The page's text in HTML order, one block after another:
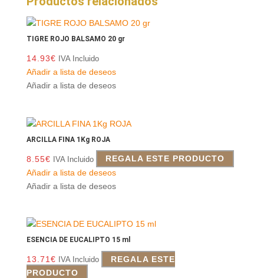
TIGRE ROJO BALSAMO 20 gr
14.93€ IVA Incluido
Añadir a lista de deseos
Añadir a lista de deseos
ARCILLA FINA 1Kg ROJA
8.55€ IVA Incluido
REGALA ESTE PRODUCTO
Añadir a lista de deseos
Añadir a lista de deseos
ESENCIA DE EUCALIPTO 15 ml
13.71 € IVA Incluido
REGALA ESTE
PRODUCTO